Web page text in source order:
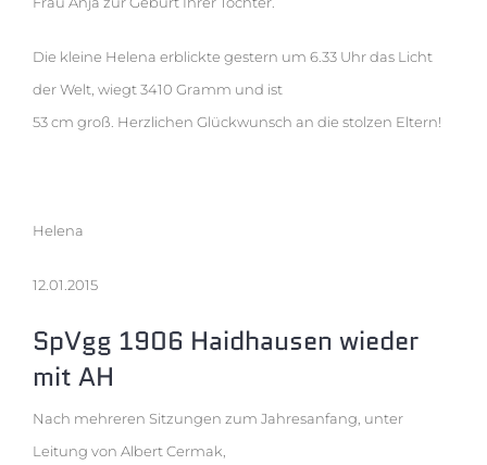
Die kleine Helena erblickte gestern um 6.33 Uhr das Licht
der Welt, wiegt 3410 Gramm und ist
53 cm groß. Herzlichen Glückwunsch an die stolzen Eltern!
Helena
12.01.2015
SpVgg 1906 Haidhausen wieder
mit AH
Nach mehreren Sitzungen zum Jahresanfang, unter
Leitung von Albert Cermak,